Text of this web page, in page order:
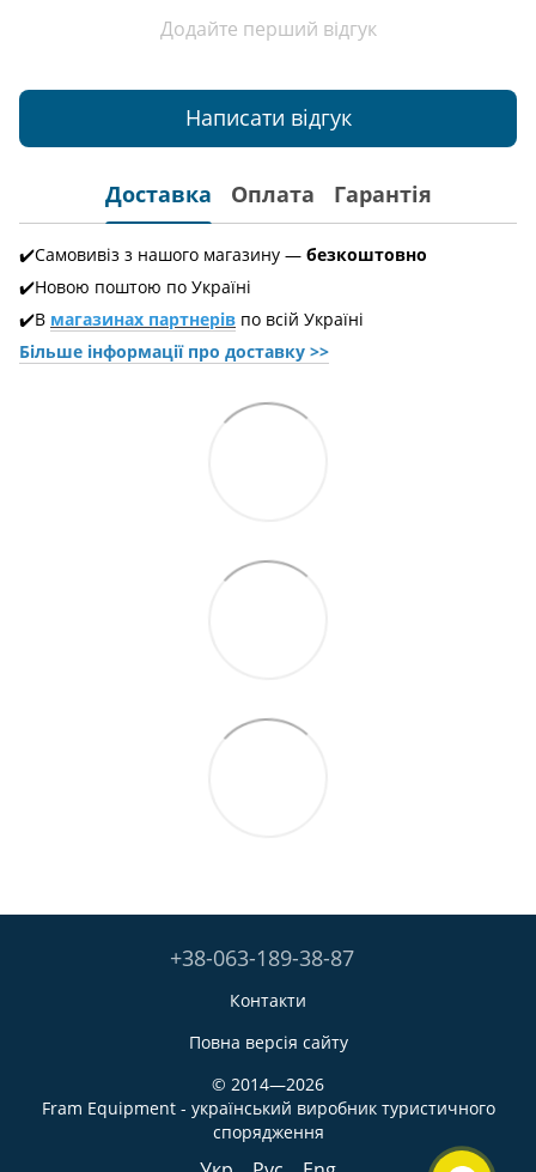
Додайте перший відгук
Написати відгук
Доставка Оплата Гарантія
✔️Самовивіз з нашого магазину — безкоштовно
✔️Новою поштою по Україні
✔️В магазинах партнерів по всій Україні
Більше інформації про доставкy >>
+38-063-189-38-87
Контакти
Повна версія сайту
© 2014—2026
Fram Equipment - український виробник туристичного
спорядження